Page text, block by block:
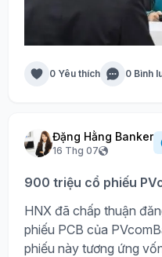
0 Yêu thích 0 Bình
Đặng Hằng Banker
16 Thg 07
900 triệu cổ phiếu
HNX đã chấp thuận
phiếu PCB của
phiếu này tương ứng